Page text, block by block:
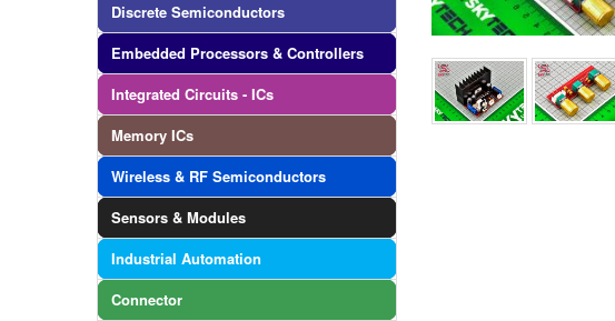
Discrete Semiconductors
Embedded Processors & Controllers
Integrated Circuits - ICs
Memory ICs
Wireless & RF Semiconductors
Sensors & Modules
Industrial Automation
Connector